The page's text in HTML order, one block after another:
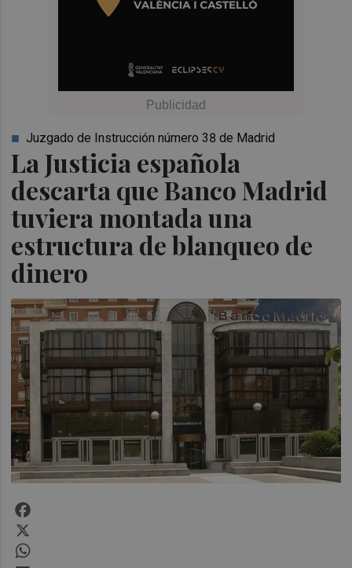
La Justicia española
descarta que Banco Madrid
tuviera montada una
estructura de blanqueo de
dinero
Juzgado de Instrucción número 38 de Madrid